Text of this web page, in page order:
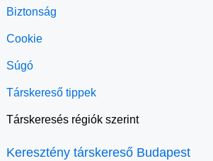
Biztonság
Cookie
Súgó
Társkereső tippek
Társkeresés régiók szerint
Keresztény társkereső Budapest